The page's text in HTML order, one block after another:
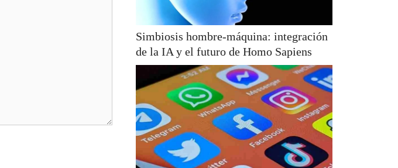
Simbiosis hombre-máquina: integración
de la IA y el futuro de Homo Sapiens